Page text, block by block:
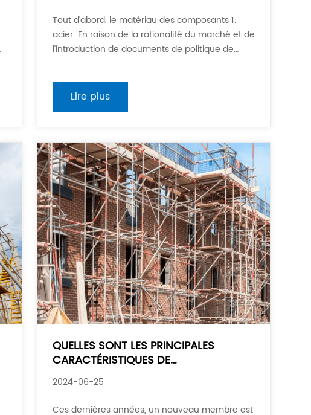
Tout d'abord, le matériau des composants 1.
acier: En raison de la rationalité du marché et de
l'introduction de documents de politique de
spécifiques sur le matériau d'échafaudage de
type disque dans le «Règlement technique de
Lire plus
QUELLES SONT LES PRINCIPALES
CARACTÉRISTIQUES DE
L'ÉCHAFAUDAGE INDUSTRIEL DE TYPE
DISQUE
2024-06-25
Ces dernières années, un nouveau membre est